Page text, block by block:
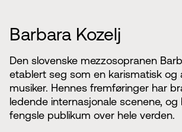
Barbara Kozelj
Den slovenske mezzosopranen
etablert seg som en karismatisk og
musiker. Hennes fremføringer har
ledende internasjonale scenene,
fengsle publikum over hele verden.